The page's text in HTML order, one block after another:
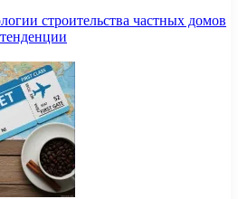
строительства частных домов